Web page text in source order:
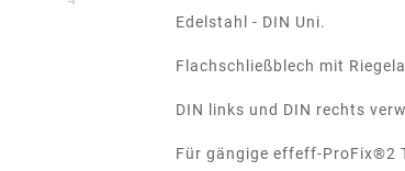
Edelstahl - DIN Uni.
Flachschließblech mit
DIN links und DIN rechts
Für gängige effeff-ProFix®2